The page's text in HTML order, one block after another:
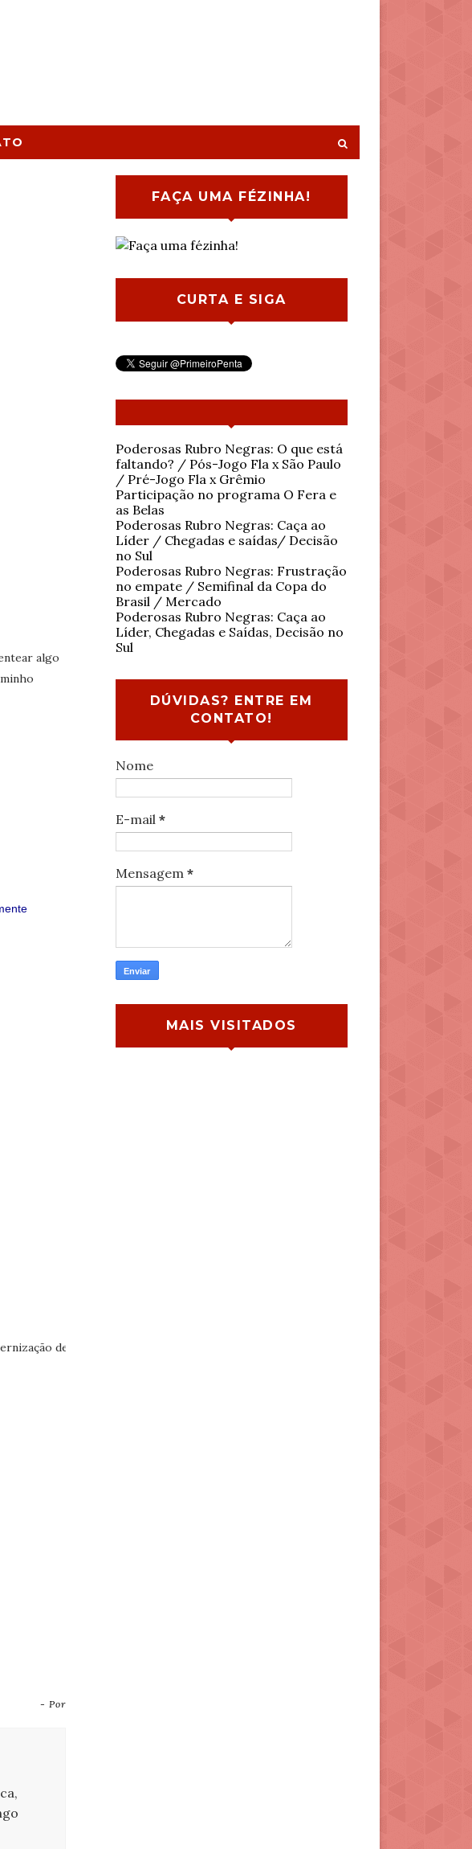
algo
de
- Por
FAÇA UMA FÉZINHA!
CURTA E SIGA
Poderosas Rubro Negras: O que está
faltando? / Pós-Jogo Fla x São Paulo
/ Pré-Jogo Fla x Grêmio
Participação no programa O Fera e
as Belas
Poderosas Rubro Negras: Caça ao
Líder / Chegadas e saídas/ Decisão
no Sul
Poderosas Rubro Negras: Frustração
no empate / Semifinal da Copa do
Brasil / Mercado
Poderosas Rubro Negras: Caça ao
Líder, Chegadas e Saídas, Decisão no
Sul
DÚVIDAS? ENTRE EM
CONTATO!
Nome
E-mail *
Mensagem *
MAIS VISITADOS